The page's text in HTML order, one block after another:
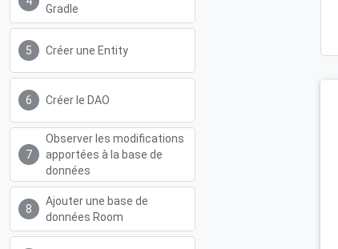
Gradle
Créer une Entity
Créer le DAO
Observer les modifications
apportées à la base de
données
Ajouter une base de
données Room